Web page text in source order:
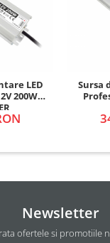
LED
200W
Sursa
Newsletter
ofertele si promotiile